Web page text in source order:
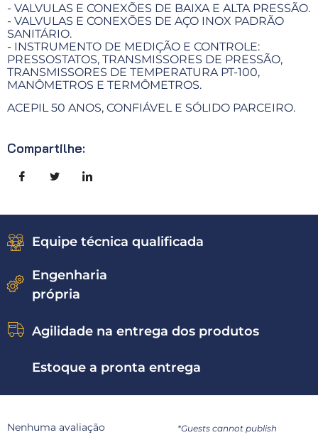
- VALVULAS E CONEXÕES DE BAIXA E ALTA PRESSÃO.
- VALVULAS E CONEXÕES DE AÇO INOX PADRÃO
SANITÁRIO.
- INSTRUMENTO DE MEDIÇÃO E CONTROLE:
PRESSOSTATOS, TRANSMISSORES DE PRESSÃO,
TRANSMISSORES DE TEMPERATURA PT-100,
MANÔMETROS E TERMÔMETROS.
ACEPIL 50 ANOS, CONFIÁVEL E SÓLIDO PARCEIRO.
Compartilhe:
Equipe técnica qualificada
Engenharia
própria
Agilidade na entrega dos produtos
Estoque a pronta entrega
Nenhuma avaliação
*Guests cannot publish